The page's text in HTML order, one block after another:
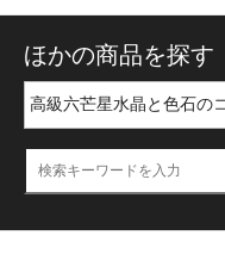
ほかの商品を探す